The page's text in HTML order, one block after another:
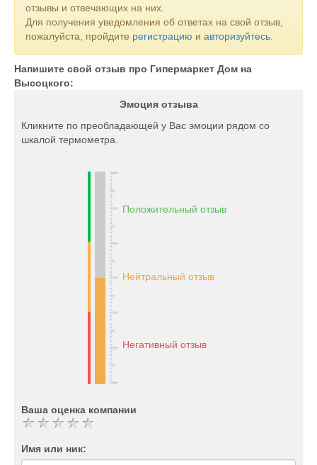
отзывы и отвечающих на них.
Для получения уведомления об ответах на свой отзыв,
пожалуйста, пройдите регистрацию и авторизуйтесь
Напишите свой отзыв про Гипермаркет Дом на
Высоцкого:
Эмоция отзыва
Кликните по преобладающей у Вас эмоции рядом со
шкалой термометра.
Положительный отзыв
Нейтральный отзыв
Негативный отзыв
Ваша оценка компании
Имя или ник: